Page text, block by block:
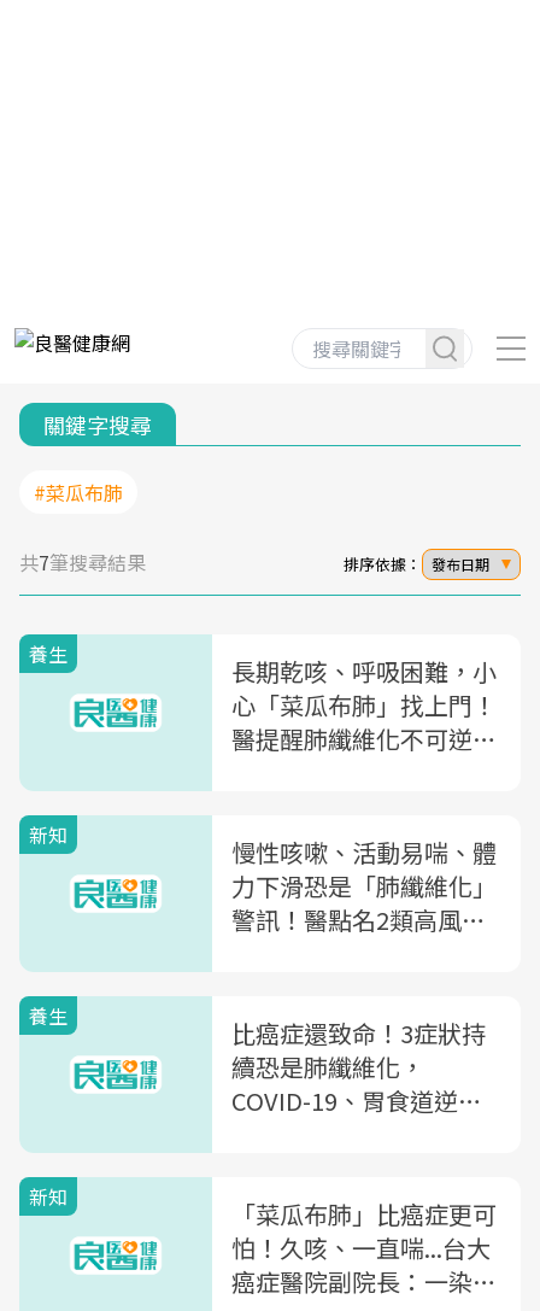
關鍵字搜尋
#菜瓜布肺
共7筆搜尋結果 排序依據： 發布日期
養生
長期乾咳、呼吸困難，小
心「菜瓜布肺」找上門！
醫提醒肺纖維化不可逆，
新知
慢性咳嗽、活動易喘、體
力下滑恐是「肺纖維化」
警訊！醫點名2類高風險
養生
比癌症還致命！3症狀持
續恐是肺纖維化，
COVID-19、胃食道逆
新知
「菜瓜布肺」比癌症更可
怕！久咳、一直喘...台大
癌症醫院副院長：一染病